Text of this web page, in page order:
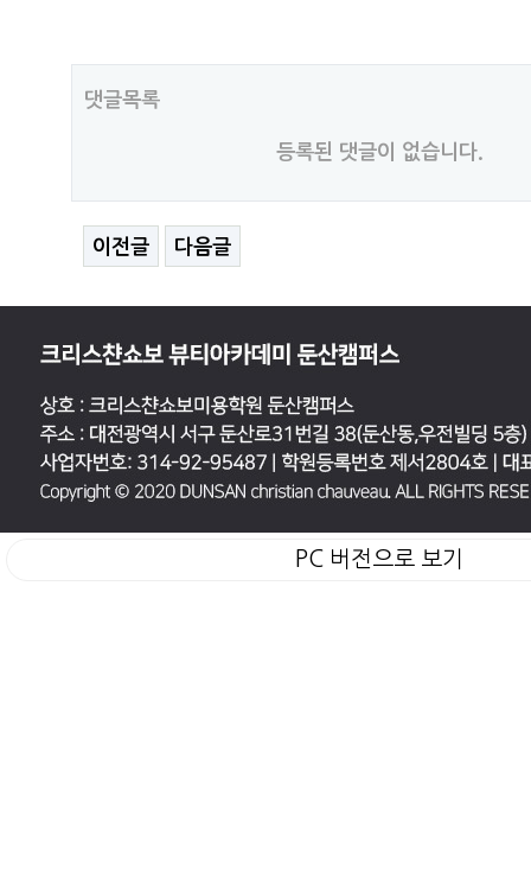
댓글목록
등록된 댓글이 없습니다.
이전글 다음글
PC 버전으로 보기